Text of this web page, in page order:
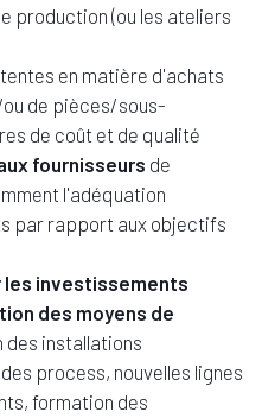
production (ou les ateliers
en matière d'achats
de pièces/sous-
de coût et de qualité
fournisseurs de
l'adéquation
par rapport aux objectifs
les investissements
des moyens de
installations
process, nouvelles lignes
formation des